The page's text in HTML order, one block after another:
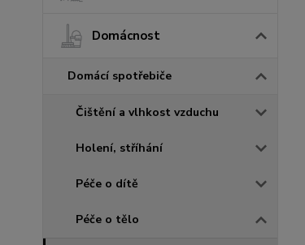
Domácnost
Domácí spotřebiče
Čištění a vlhkost vzduchu
Holení, stříhání
Péče o dítě
Péče o tělo